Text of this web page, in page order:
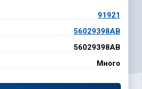
91921
56029398AB
56029398AB
Много